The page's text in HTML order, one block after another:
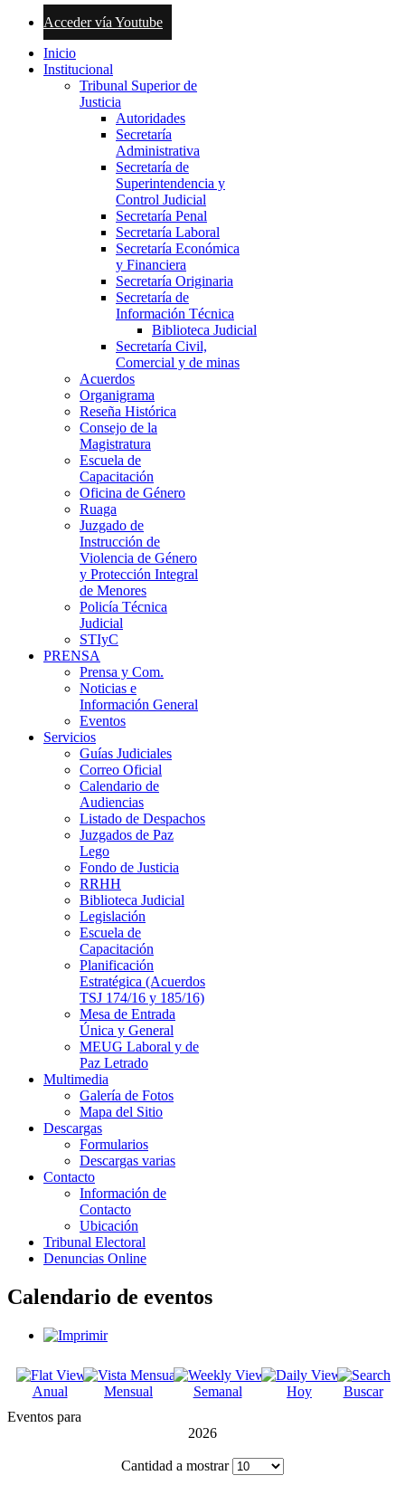
Acceder vía Youtube
Inicio
Institucional
Tribunal Superior de
Justicia
Autoridades
Secretaría
Administrativa
Secretaría de
Superintendencia y
Control Judicial
Secretaría Penal
Secretaría Laboral
Secretaría Económica
y Financiera
Secretaría Originaria
Secretaría de
Información Técnica
Biblioteca Judicial
Secretaría Civil,
Comercial y de minas
Acuerdos
Organigrama
Reseña Histórica
Consejo de la
Magistratura
Escuela de
Capacitación
Oficina de Género
Ruaga
Juzgado de
Instrucción de
Violencia de Género
y Protección Integral
de Menores
Policía Técnica
Judicial
STIyC
PRENSA
Prensa y Com.
Noticias e
Información General
Eventos
Servicios
Guías Judiciales
Correo Oficial
Calendario de
Audiencias
Listado de Despachos
Juzgados de Paz
Lego
Fondo de Justicia
RRHH
Biblioteca Judicial
Legislación
Escuela de
Capacitación
Planificación
Estratégica (Acuerdos
TSJ 174/16 y 185/16)
Mesa de Entrada
Única y General
MEUG Laboral y de
Paz Letrado
Multimedia
Galería de Fotos
Mapa del Sitio
Descargas
Formularios
Descargas varias
Contacto
Información de
Contacto
Ubicación
Tribunal Electoral
Denuncias Online
Calendario de eventos
Anual Mensual Semanal Hoy
Buscar
Eventos para
2026
Cantidad a mostrar